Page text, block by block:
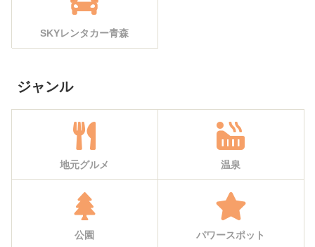
SKYレンタカー青森
ジャンル
地元グルメ 温泉
公園 パワースポット